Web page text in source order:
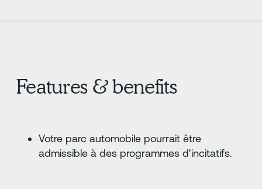
Features & benefits
Votre parc automobile pourrait être
admissible à des programmes d'incitatifs.